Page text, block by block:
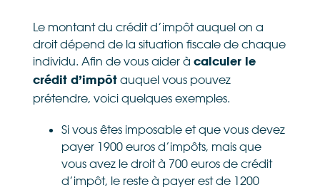
Le montant du crédit d’impôt auquel on a
droit dépend de la situation fiscale de chaque
individu. Afin de vous aider à calculer le
crédit d’impôtauquel vous pouvez
prétendre, voici quelques exemples.
Si vous êtes imposable et que vous devez
payer 1900 euros d’impôts, mais que
vous avez le droit à 700 euros de crédit
d’impôt, le reste à payer est de 1200